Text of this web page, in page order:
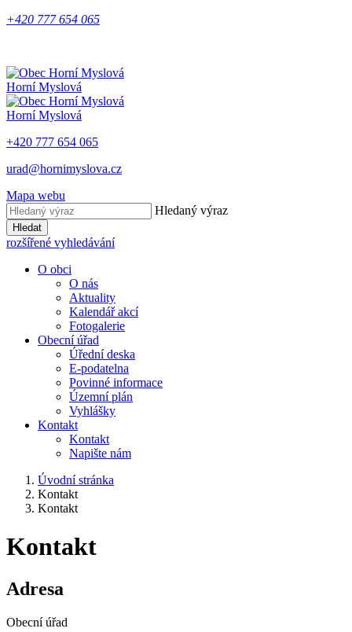
+420 777 654 065
Horní Myslová
Horní Myslová
+420 777 654 065
urad@hornimyslova.cz
Mapa webu
Hledaný výraz
Hledat
rozšířené vyhledávání
O obci
O nás
Aktuality
Kalendář akcí
Fotogalerie
Obecní úřad
Úřední deska
E-podatelna
Povinné informace
Územní plán
Vyhlášky
Kontakt
Kontakt
Napište nám
Úvodní stránka
Kontakt
Kontakt
Kontakt
Adresa
Obecní úřad